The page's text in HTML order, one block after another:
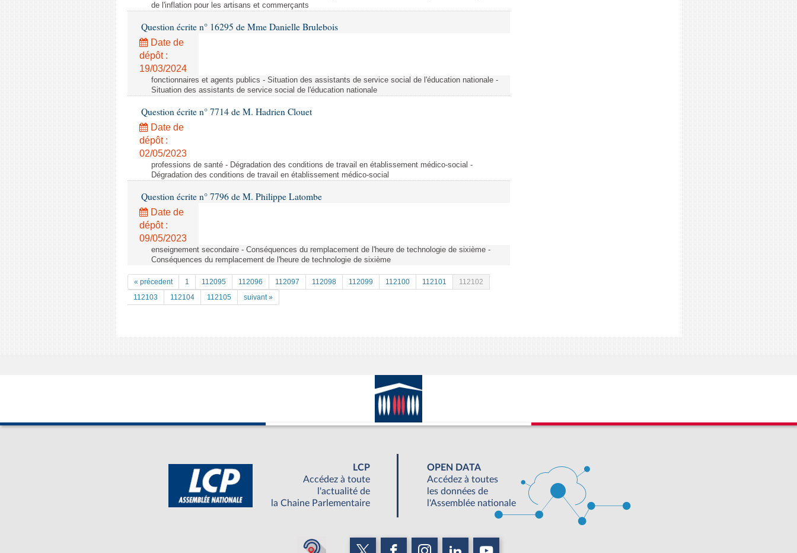
de l'inflation pour les artisans et commerçants
Question écrite n° 16295 de Mme Danielle Brulebois
Date de
dépôt :
19/03/2024
fonctionnaires et agents publics - Situation des assistants de service social de l'éducation nationale -
Situation des assistants de service social de l'éducation nationale
Question écrite n° 7714 de M. Hadrien Clouet
Date de
dépôt :
02/05/2023
professions de santé - Dégradation des conditions de travail en établissement médico-social -
Dégradation des conditions de travail en établissement médico-social
Question écrite n° 7796 de M. Philippe Latombe
Date de
dépôt :
09/05/2023
enseignement secondaire - Conséquences du remplacement de l'heure de technologie de sixième -
Conséquences du remplacement de l'heure de technologie de sixième
« précedent 1 112095 112096 112097 112098 112099 112100 112101
112102
112103
112104 112105 suivant »
LCP
Accédez à toute
l'actualité de
la Chaine Parlementaire
OPEN DATA
Accédez à toutes
les données de
l'Assemblée nationale